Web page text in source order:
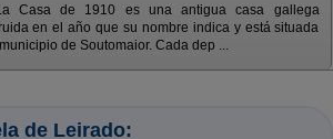
Casa de 1910 es una antigua casa gallega
en el año que su nombre indica y está situada
de Soutomaior. Cada dep ...
de Leirado: